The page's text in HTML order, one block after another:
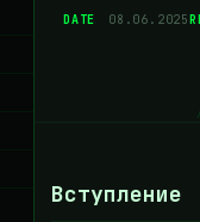
DATE 08.06.2025
Вступление